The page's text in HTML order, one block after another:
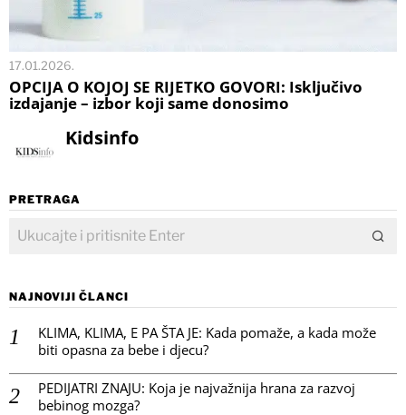
17.01.2026.
OPCIJA O KOJOJ SE RIJETKO GOVORI: Isključivo
izdajanje – izbor koji same donosimo
Kidsinfo
PRETRAGA
NAJNOVIJI ČLANCI
KLIMA, KLIMA, E PA ŠTA JE: Kada pomaže, a kada može
biti opasna za bebe i djecu?
PEDIJATRI ZNAJU: Koja je najvažnija hrana za razvoj
bebinog mozga?